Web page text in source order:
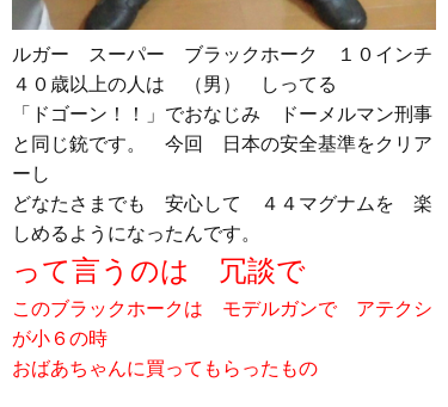
ルガー スーパー ブラックホーク １０インチ
４０歳以上の人は （男） しってる
「ドゴーン！！」でおなじみ ドーメルマン刑事
と同じ銃です。 今回 日本の安全基準をクリア
ーし
どなたさまでも 安心して ４４マグナムを 楽
しめるようになったんです。
って言うのは 冗談で
このブラックホークは モデルガンで アテクシ
が小６の時
おばあちゃんに買ってもらったもの